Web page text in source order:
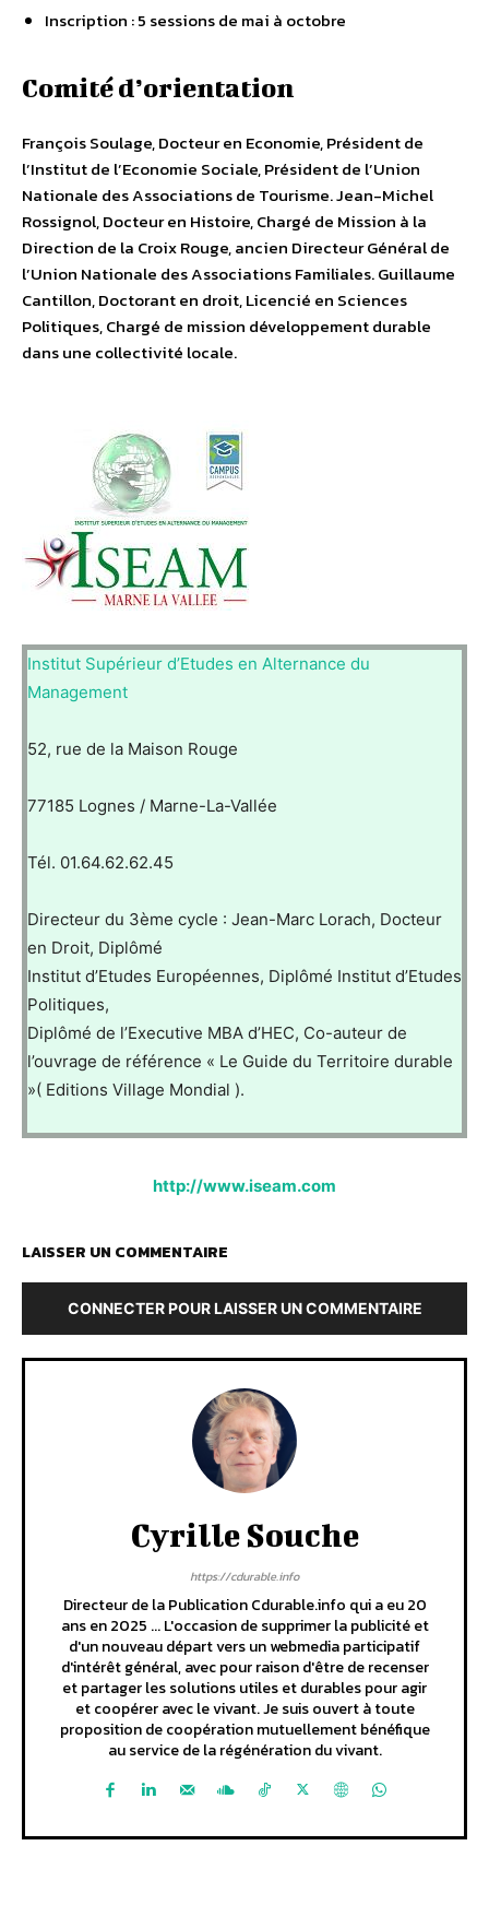
Inscription : 5 sessions de mai à octobre
Comité d’orientation
François Soulage, Docteur en Economie, Président de
l’Institut de l’Economie Sociale, Président de l’Union
Nationale des Associations de Tourisme. Jean-Michel
Rossignol, Docteur en Histoire, Chargé de Mission à la
Direction de la Croix Rouge, ancien Directeur Général de
l’Union Nationale des Associations Familiales. Guillaume
Cantillon, Doctorant en droit, Licencié en Sciences
Politiques, Chargé de mission développement durable
dans une collectivité locale.
Institut Supérieur d’Etudes en Alternance du
Management
52, rue de la Maison Rouge
77185 Lognes / Marne-La-Vallée
Tél. 01.64.62.62.45
Directeur du 3ème cycle : Jean-Marc Lorach, Docteur
en Droit, Diplômé
Institut d’Etudes Européennes, Diplômé Institut d’Etudes
Politiques,
Diplômé de l’Executive MBA d’HEC, Co-auteur de
l’ouvrage de référence « Le Guide du Territoire durable
»( Editions Village Mondial ).
http://www.iseam.com
LAISSER UN COMMENTAIRE
CONNECTER POUR LAISSER UN COMMENTAIRE
Cyrille Souche
https://cdurable.info
Directeur de la Publication Cdurable.info qui a eu 20
ans en 2025 ... L'occasion de supprimer la publicité et
d'un nouveau départ vers un webmedia participatif
d'intérêt général, avec pour raison d'être de recenser
et partager les solutions utiles et durables pour agir
et coopérer avec le vivant. Je suis ouvert à toute
proposition de coopération mutuellement bénéfique
au service de la régénération du vivant.